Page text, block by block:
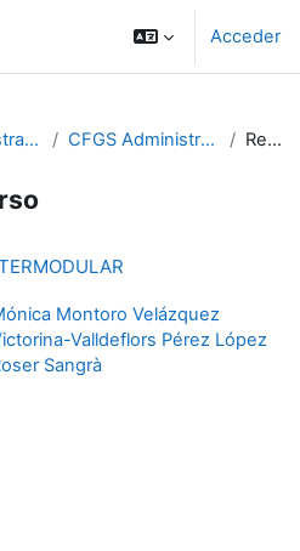
Acceder
Administració i gestió CFGS Administració i finances Resumen
Montoro Velázquez
Valldeflors Pérez López
Sangrà